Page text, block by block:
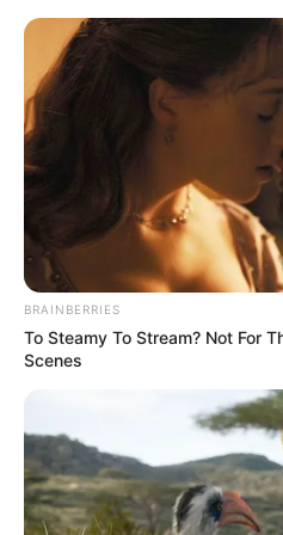
BRAINBERRIES
To Steamy To Stream? Not For
Scenes